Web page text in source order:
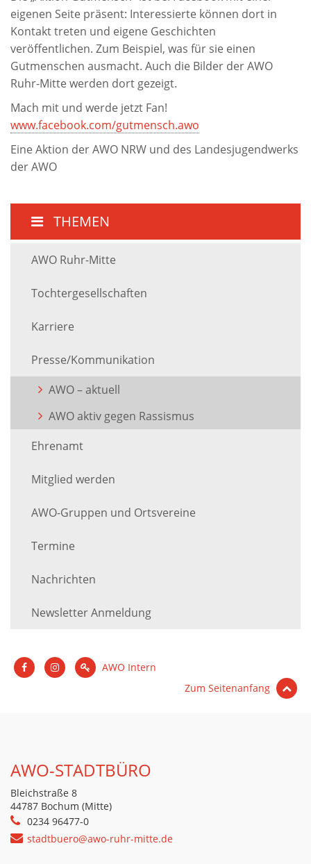
eigenen Seite präsent: Interessierte können dort in
Kontakt treten und eigene Geschichten
veröffentlichen. Zum Beispiel, was für sie einen
Gutmenschen ausmacht. Auch die Bilder der AWO
Ruhr-Mitte werden dort gezeigt.
Mach mit und werde jetzt Fan!
www.facebook.com/gutmensch.awo
Eine Aktion der AWO NRW und des Landesjugendwerks
der AWO
THEMEN
AWO Ruhr-Mitte
Tochtergesellschaften
Karriere
Presse/Kommunikation
AWO – aktuell
AWO aktiv gegen Rassismus
Ehrenamt
Mitglied werden
AWO-Gruppen und Ortsvereine
Termine
Nachrichten
Newsletter Anmeldung
AWO Intern
Zum Seitenanfang
AWO-STADTBÜRO
Bleichstraße 8
44787 Bochum (Mitte)
0234 96477-0
stadtbuero@awo-ruhr-mitte.de